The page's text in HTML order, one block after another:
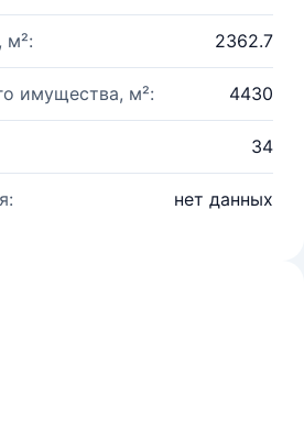
м²: 2362.7
имущества, м²: 4430
34
нет данных